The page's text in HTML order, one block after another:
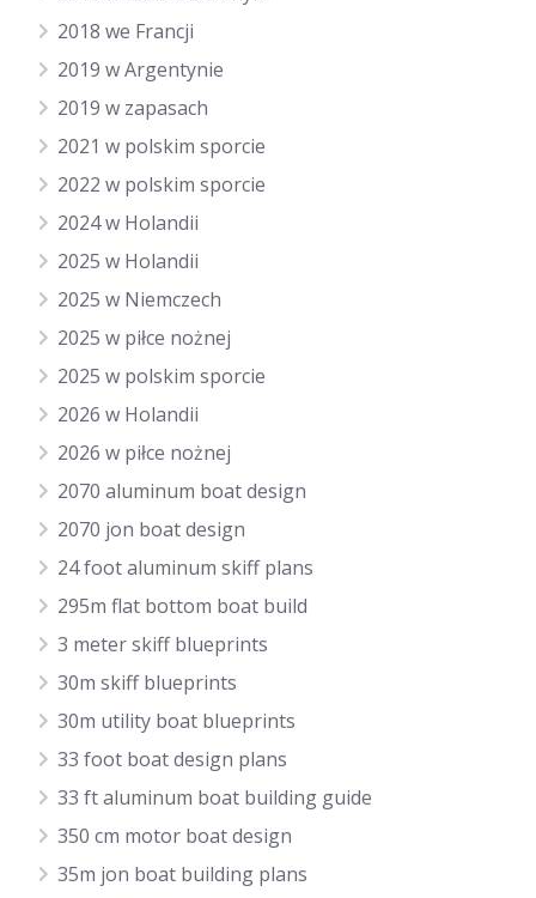
2018 we Francji
2019 w Argentynie
2019 w zapasach
2021 w polskim sporcie
2022 w polskim sporcie
2024 w Holandii
2025 w Holandii
2025 w Niemczech
2025 w piłce nożnej
2025 w polskim sporcie
2026 w Holandii
2026 w piłce nożnej
2070 aluminum boat design
2070 jon boat design
24 foot aluminum skiff plans
295m flat bottom boat build
3 meter skiff blueprints
30m skiff blueprints
30m utility boat blueprints
33 foot boat design plans
33 ft aluminum boat building guide
350 cm motor boat design
35m jon boat building plans